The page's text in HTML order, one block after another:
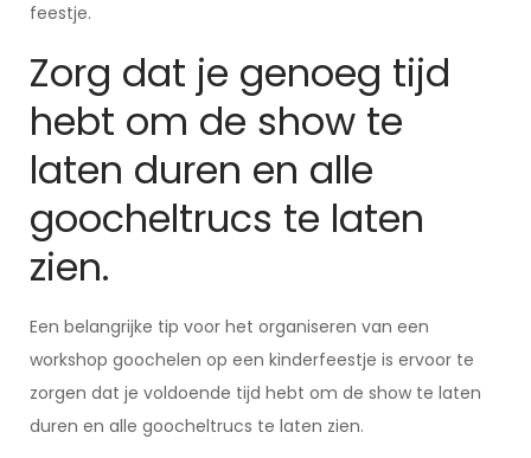
feestje.
Zorg dat je genoeg tijd
hebt om de show te
laten duren en alle
goocheltrucs te laten
zien.
Een belangrijke tip voor het organiseren van een
workshop goochelen op een kinderfeestje is ervoor te
zorgen dat je voldoende tijd hebt om de show te laten
duren en alle goocheltrucs te laten zien.